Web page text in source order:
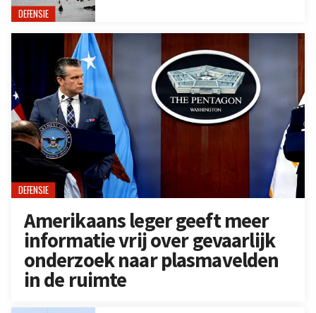
DEFENSIE
DEFENSIE
Amerikaans leger geeft meer
informatie vrij over gevaarlijk
onderzoek naar plasmavelden
in de ruimte